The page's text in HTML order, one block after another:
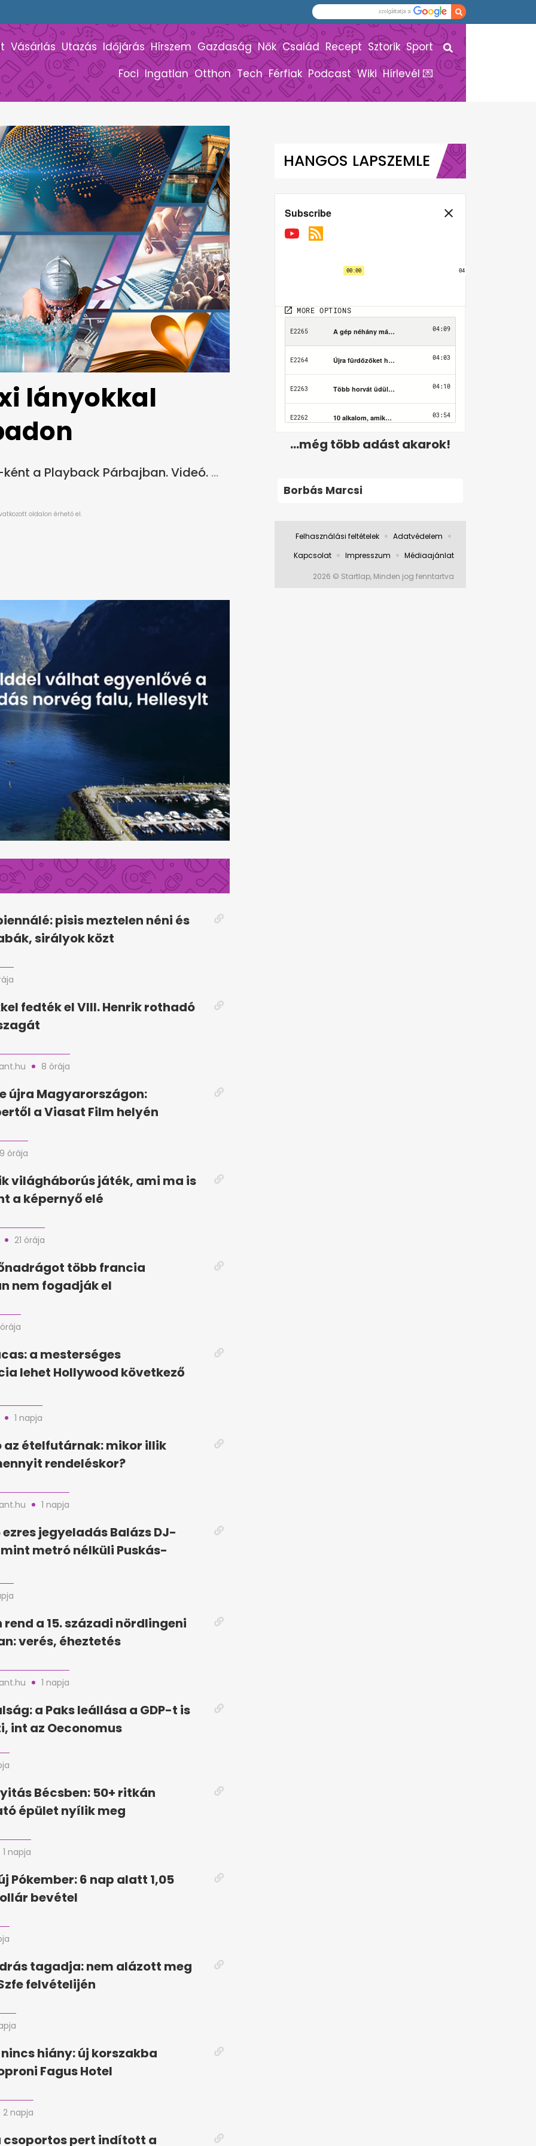
Vásárlás Utazás Időjárás Hírszem Gazdaság Nők Család Recept Sztorik Sport
Foci Ingatlan Otthon Tech Férfiak Podcast Wiki Hírlevél 💌
lányokkal
a Playback Párbajban. Videó.
pisis meztelen néni és
sirályok közt
fedték el VIII. Henrik rothadó
8 órája
újra Magyarországon:
a Viasat Film helyén
órája
világháborús játék, ami ma is
a képernyő elé
21 órája
több francia
nem fogadják el
a mesterséges
lehet Hollywood következő
1 napja
az ételfutárnak: mikor illik
rendeléskor?
1 napja
jegyeladás Balázs DJ-
metró nélküli Puskás-
rend a 15. századi nördlingeni
verés, éheztetés
1 napja
a Paks leállása a GDP-t is
int az Oeconomus
Bécsben: 50+ ritkán
épület nyílik meg
1 napja
Pókember: 6 nap alatt 1,05
bevétel
tagadja: nem alázott meg
felvételijén
hiány: új korszakba
Fagus Hotel
2 napja
csoportos pert indított a
HANGOS LAPSZEMLE
...még több adást akarok!
Borbás Marcsi
Felhasználási feltételek
Adatvédelem
Kapcsolat
Impresszum Médiaajánlat
2026 © Startlap, Minden jog fenntartva